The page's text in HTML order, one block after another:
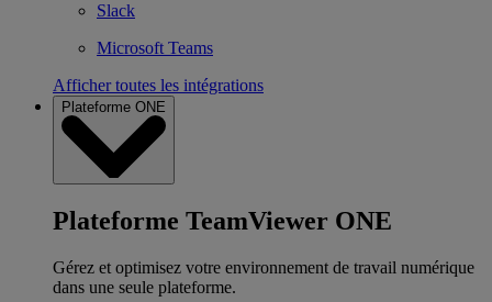
Slack
Microsoft Teams
Afficher toutes les intégrations
Plateforme ONE
Plateforme TeamViewer ONE
Gérez et optimisez votre environnement de travail numérique
dans une seule plateforme.